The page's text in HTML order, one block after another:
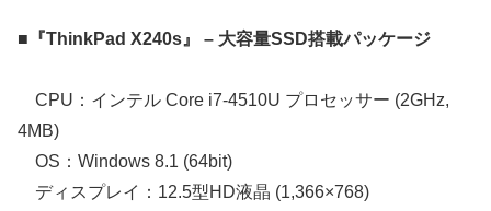
■『ThinkPad X240s』 – 大容量SSD搭載パッケージ
CPU：インテル Core i7-4510U プロセッサー (2GHz,
4MB)
OS：Windows 8.1 (64bit)
ディスプレイ：12.5型HD液晶 (1,366×768)